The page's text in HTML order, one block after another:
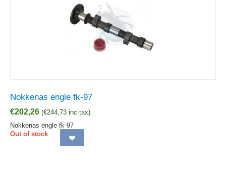
Nokkenas engle fk-97
€202,26 (€244,73 inc tax)
Nokkenas engle fk-97
Out of stock